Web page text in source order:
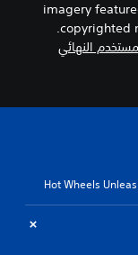
imagery
copyrighted
النهائي
Hot Wheels